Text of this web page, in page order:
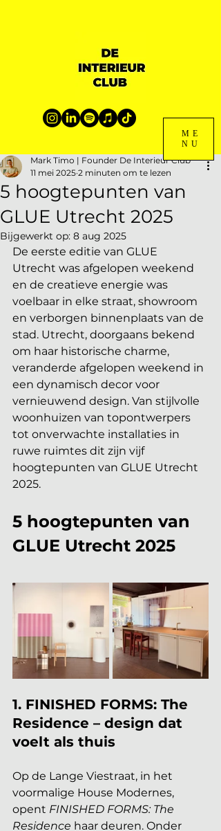
ME
NU
5 hoogtepunten van
GLUE Utrecht 2025
Mark Timo | Founder De Interieur Club
11 mei 2025 2 minuten om te lezen
Bijgewerkt op: 8 aug 2025
De eerste editie van GLUE
Utrecht was afgelopen weekend
en de creatieve energie was
voelbaar in elke straat, showroom
en verborgen binnenplaats van de
stad. Utrecht, doorgaans bekend
om haar historische charme,
veranderde afgelopen weekend in
een dynamisch decor voor
vernieuwend design. Van stijlvolle
woonhuizen van topontwerpers
tot onverwachte installaties in
ruwe ruimtes dit zijn vijf
hoogtepunten van GLUE Utrecht
2025.
5 hoogtepunten van
GLUE Utrecht 2025
1. FINISHED FORMS: The
Residence – design dat
voelt als thuis
Op de Lange Viestraat, in het
voormalige House Modernes,
opent FINISHED FORMS: The
Residence haar deuren. Onder